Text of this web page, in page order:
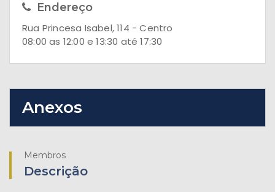
Endereço
Rua Princesa Isabel, 114 - Centro
08:00 as 12:00 e 13:30 até 17:30
Anexos
Membros
Descrição